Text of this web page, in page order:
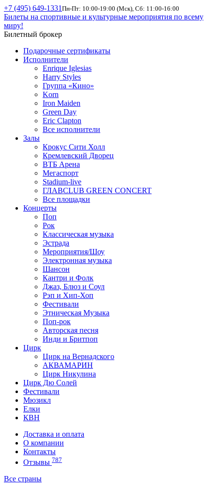
+7 (495) 649-1331 Пн-Пт: 10:00-19:00 (Мск), Сб: 11:00-16:00
Билеты на спортивные и культурные мероприятия по всему
миру!
Билетный брокер
Подарочные сертификаты
Исполнители
Enrique Iglesias
Harry Styles
Группа «Кино»
Korn
Iron Maiden
Green Day
Eric Clapton
Все исполнители
Залы
Крокус Сити Холл
Кремлевский Дворец
ВТБ Арена
Мегаспорт
Stadium-live
ГЛАВCLUB GREEN CONCERT
Все площадки
Концерты
Поп
Рок
Классическая музыка
Эстрада
Мероприятия/Шоу
Электронная музыка
Шансон
Кантри и Фолк
Джаз, Блюз и Соул
Рэп и Хип-Хоп
Фестивали
Этническая Музыка
Поп-рок
Авторская песня
Инди и Бритпоп
Цирк
Цирк на Вернадского
АКВАМАРИН
Цирк Никулина
Цирк Дю Солей
Фестивали
Мюзикл
Елки
КВН
Доставка и оплата
О компании
Контакты
Отзывы 787
Все страны